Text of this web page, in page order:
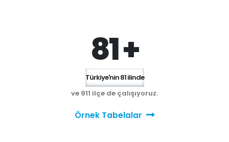
81 +
Türkiye'nin 81 ilinde
ve 911 ilçe de çalışıyoruz.
Örnek Tabelalar